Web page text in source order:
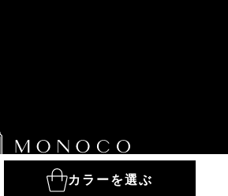
カラーを選ぶ
MONOCO INC.2012-2026